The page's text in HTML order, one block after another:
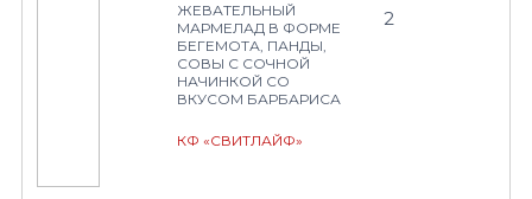
ЖЕВАТЕЛЬНЫЙ
МАРМЕЛАД В ФОРМЕ
БЕГЕМОТА, ПАНДЫ,
СОВЫ С СОЧНОЙ
НАЧИНКОЙ СО
ВКУСОМ БАРБАРИСА
КФ «СВИТЛАЙФ»
2